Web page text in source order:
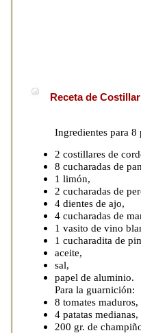
Receta de
Ingredientes para 8
2 costillares de
8 cucharadas de
1 limón,
2 cucharadas de
4 dientes de ajo,
4 cucharadas de
1 vasito de vino
1 cucharadita de
aceite,
sal,
papel de aluminio.
Para la guarnición:
8 tomates maduros,
4 patatas medianas,
200 gr. de